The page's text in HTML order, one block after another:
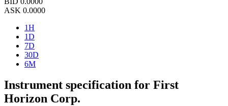
ASK 0.0000
1H
1D
7D
30D
6M
Instrument specification for First
Horizon Corp.